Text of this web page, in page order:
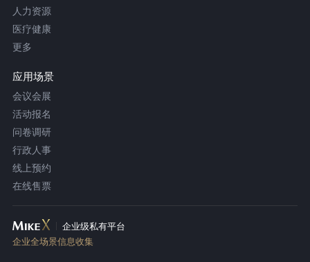
人力资源
医疗健康
更多
应用场景
会议会展
活动报名
问卷调研
行政人事
线上预约
在线售票
企业级私有平台
企业全场景信息收集